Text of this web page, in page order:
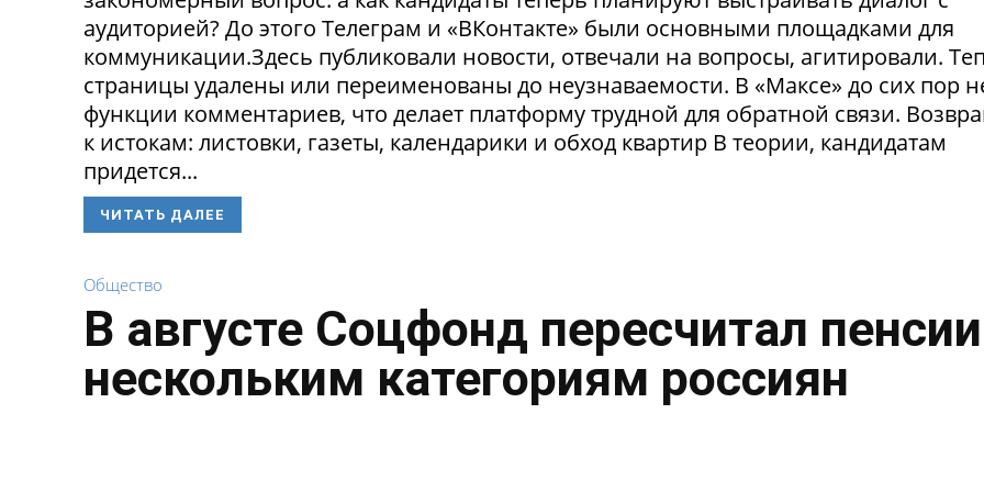
аудиторией? До этого Телеграм и «ВКонтакте» были основными площадками для
коммуникации.Здесь публиковали новости, отвечали на вопросы, агитировали.
страницы удалены или переименованы до неузнаваемости. В «Максе» до сих пор
функции комментариев, что делает платформу трудной для обратной связи.
к истокам: листовки, газеты, календарики и обход квартир В теории, кандидатам
придется...
ЧИТАТЬ ДАЛЕЕ
Общество
В августе Соцфонд пересчитал пенсии
нескольким категориям россиян